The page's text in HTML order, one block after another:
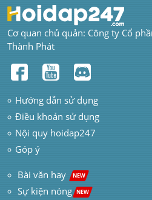
Cơ quan chủ quản: Công ty Cổ
Thành Phát
Hướng dẫn sử dụng
Điều khoản sử dụng
Nội quy hoidap247
Góp ý
Bài văn hay NEW
Sự kiện nóng NEW